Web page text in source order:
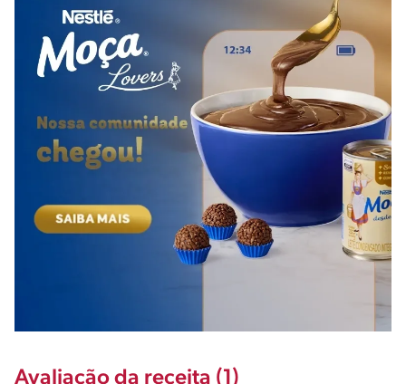
Avaliação da receita (1)